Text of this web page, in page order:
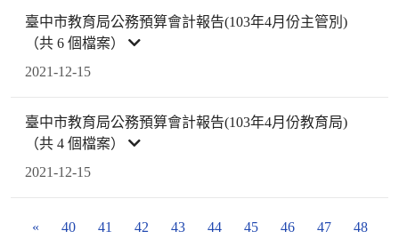
臺中市教育局公務預算會計報告(103年4月份主管別)
（共 6 個檔案）
2021-12-15
臺中市教育局公務預算會計報告(103年4月份教育局)
（共 4 個檔案）
2021-12-15
« 40 41 42 43 44 45 46 47 48